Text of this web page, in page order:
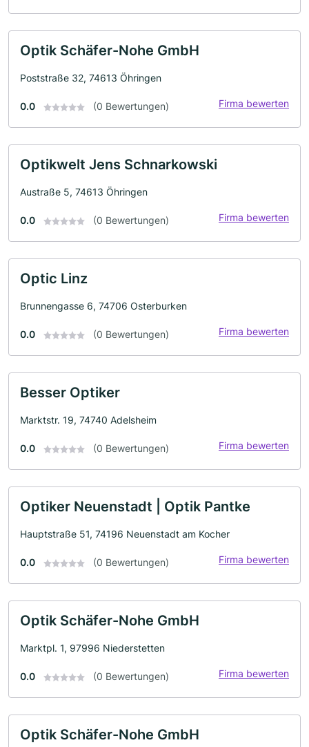
Optik Schäfer-Nohe GmbH
Poststraße 32, 74613 Öhringen
0.0 (0 Bewertungen) Firma bewerten
Optikwelt Jens Schnarkowski
Austraße 5, 74613 Öhringen
0.0 (0 Bewertungen) Firma bewerten
Optic Linz
Brunnengasse 6, 74706 Osterburken
0.0 (0 Bewertungen) Firma bewerten
Besser Optiker
Marktstr. 19, 74740 Adelsheim
0.0 (0 Bewertungen) Firma bewerten
Optiker Neuenstadt | Optik Pantke
Hauptstraße 51, 74196 Neuenstadt am Kocher
0.0 (0 Bewertungen) Firma bewerten
Optik Schäfer-Nohe GmbH
Marktpl. 1, 97996 Niederstetten
0.0 (0 Bewertungen) Firma bewerten
Optik Schäfer-Nohe GmbH